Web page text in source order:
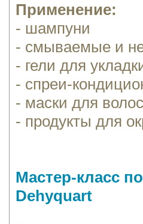
Применение:
- шампуни
- смываемые и
- гели для
- спреи-
- маски для волос
- продукты для
Мастер-класс
Dehyquart